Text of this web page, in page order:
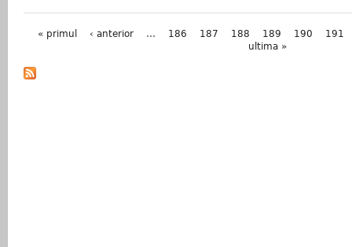
Pagini
« primul ‹ anterior … 186 187 188 189 190
191
ultima »